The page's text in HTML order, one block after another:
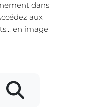
dans
aux
en image